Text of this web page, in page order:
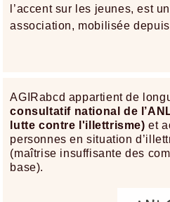
l’accent sur les jeunes, est
association, mobilisée
AGIRabcd appartient de
consultatif national de
lutte contre l'illettrisme) et
personnes en situation
(maîtrise insuffisante des
base).